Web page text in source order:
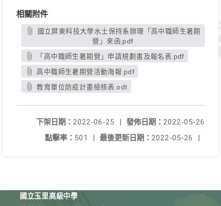
相關附件
營」來函.pdf
「高中職師生暑期營」申請規劃書及報名表.pdf
高中職師生暑期營活動海報.pdf
教育單位防疫計畫檢核表.odt
發佈日期： 2022-05-26
下架日期： 2022-06-25
|
最後更新日期： 2022-05-26 |
點擊率： 501 |
國立玉里高級中學